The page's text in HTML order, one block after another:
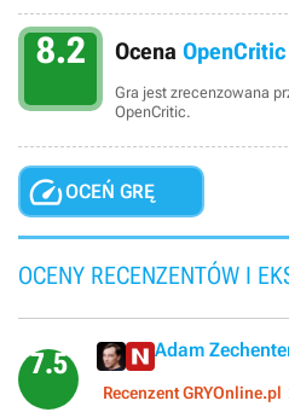
8.2 Ocena OpenCritic
Gra jest zrecenzowana
OpenCritic.
OCEŃ GRĘ
OCENY RECENZENTÓW I
7.5 Adam
Recenzent GRYOnline.pl